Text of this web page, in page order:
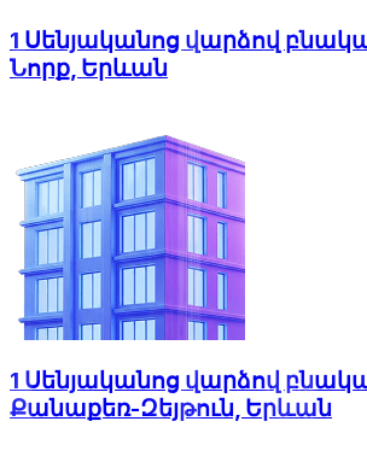
1 Սենյականոց վարձով
Նորք, Երևան
1 Սենյականոց վարձով
Քանաքեռ-Զեյթուն, Երևան